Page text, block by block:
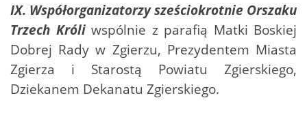
IX. Współorganizatorzy sześciokrotnie Orszaku
Trzech Króli wspólnie z parafią Matki Boskiej
Dobrej Rady w Zgierzu, Prezydentem Miasta
Zgierza i Starostą Powiatu Zgierskiego,
Dziekanem Dekanatu Zgierskiego.